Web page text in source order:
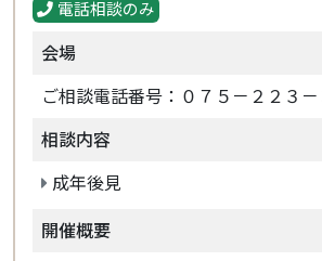
電話相談のみ
会場
ご相談電話番号：０７５－２２３－
相談内容
成年後見
開催概要